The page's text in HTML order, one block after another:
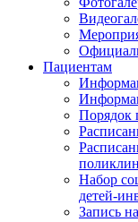
Пациентам
Порядок
Набор
детей-
Запись